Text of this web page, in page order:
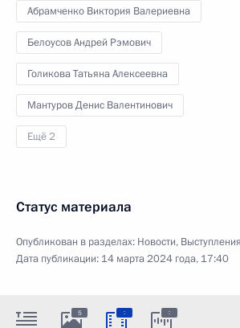
Абрамченко Виктория Валериевна
Белоусов Андрей Рэмович
Голикова Татьяна Алексеевна
Мантуров Денис Валентинович
Ещё 2
Статус материала
Опубликован в разделах: Новости,
Дата публикации: 14 марта 2024 года, 17:40
5 : :